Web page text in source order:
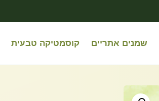
שמנים אתריים קוסמטיקה טבעית